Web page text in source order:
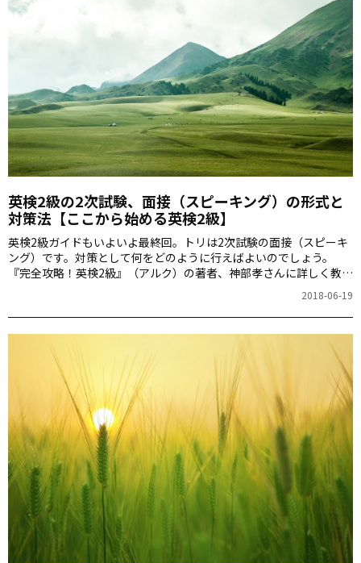
英検2級の2次試験、面接（スピーキング）の形式と
対策法【ここから始める英検2級】
英検2級ガイドもいよいよ最終回。トリは2次試験の面接（スピーキ
ング）です。対策として何をどのように行えばよいのでしょう。
『完全攻略！英検2級』（アルク）の著者、神部孝さんに詳しく教え
2018-06-19